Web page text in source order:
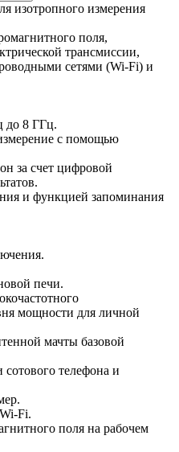
изотропного измерения
поля,
трансмиссии,
сетями (Wi-Fi) и
до 8 ГГц.
с помощью
за счет цифровой
и функцией запоминания
печи.
мощности для личной
мачты базовой
телефона и
Fi.
поля на рабочем